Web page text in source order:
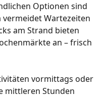
Optionen sind
Wartezeiten
am Strand bieten
an – frisch
vormittags oder
mittleren Stunden